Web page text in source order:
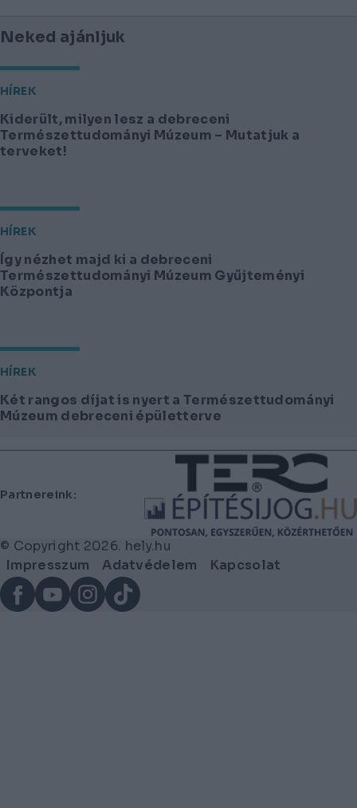
Neked ajánljuk
HÍREK
Kiderült, milyen lesz a debreceni
Természettudományi Múzeum – Mutatjuk a
terveket!
HÍREK
Így nézhet majd ki a debreceni
Természettudományi Múzeum Gyűjteményi
Központja
HÍREK
Két rangos díjat is nyert a Természettudományi
Múzeum debreceni épületterve
Lábléc
Partnereink:
© Copyright 2026. hely.hu
Lábléc
menü
Impresszum Adatvédelem
Kapcsolat
FacebookYouTubeInstagram